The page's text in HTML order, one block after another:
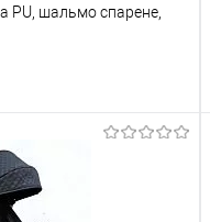
PU, шальмо спарене,